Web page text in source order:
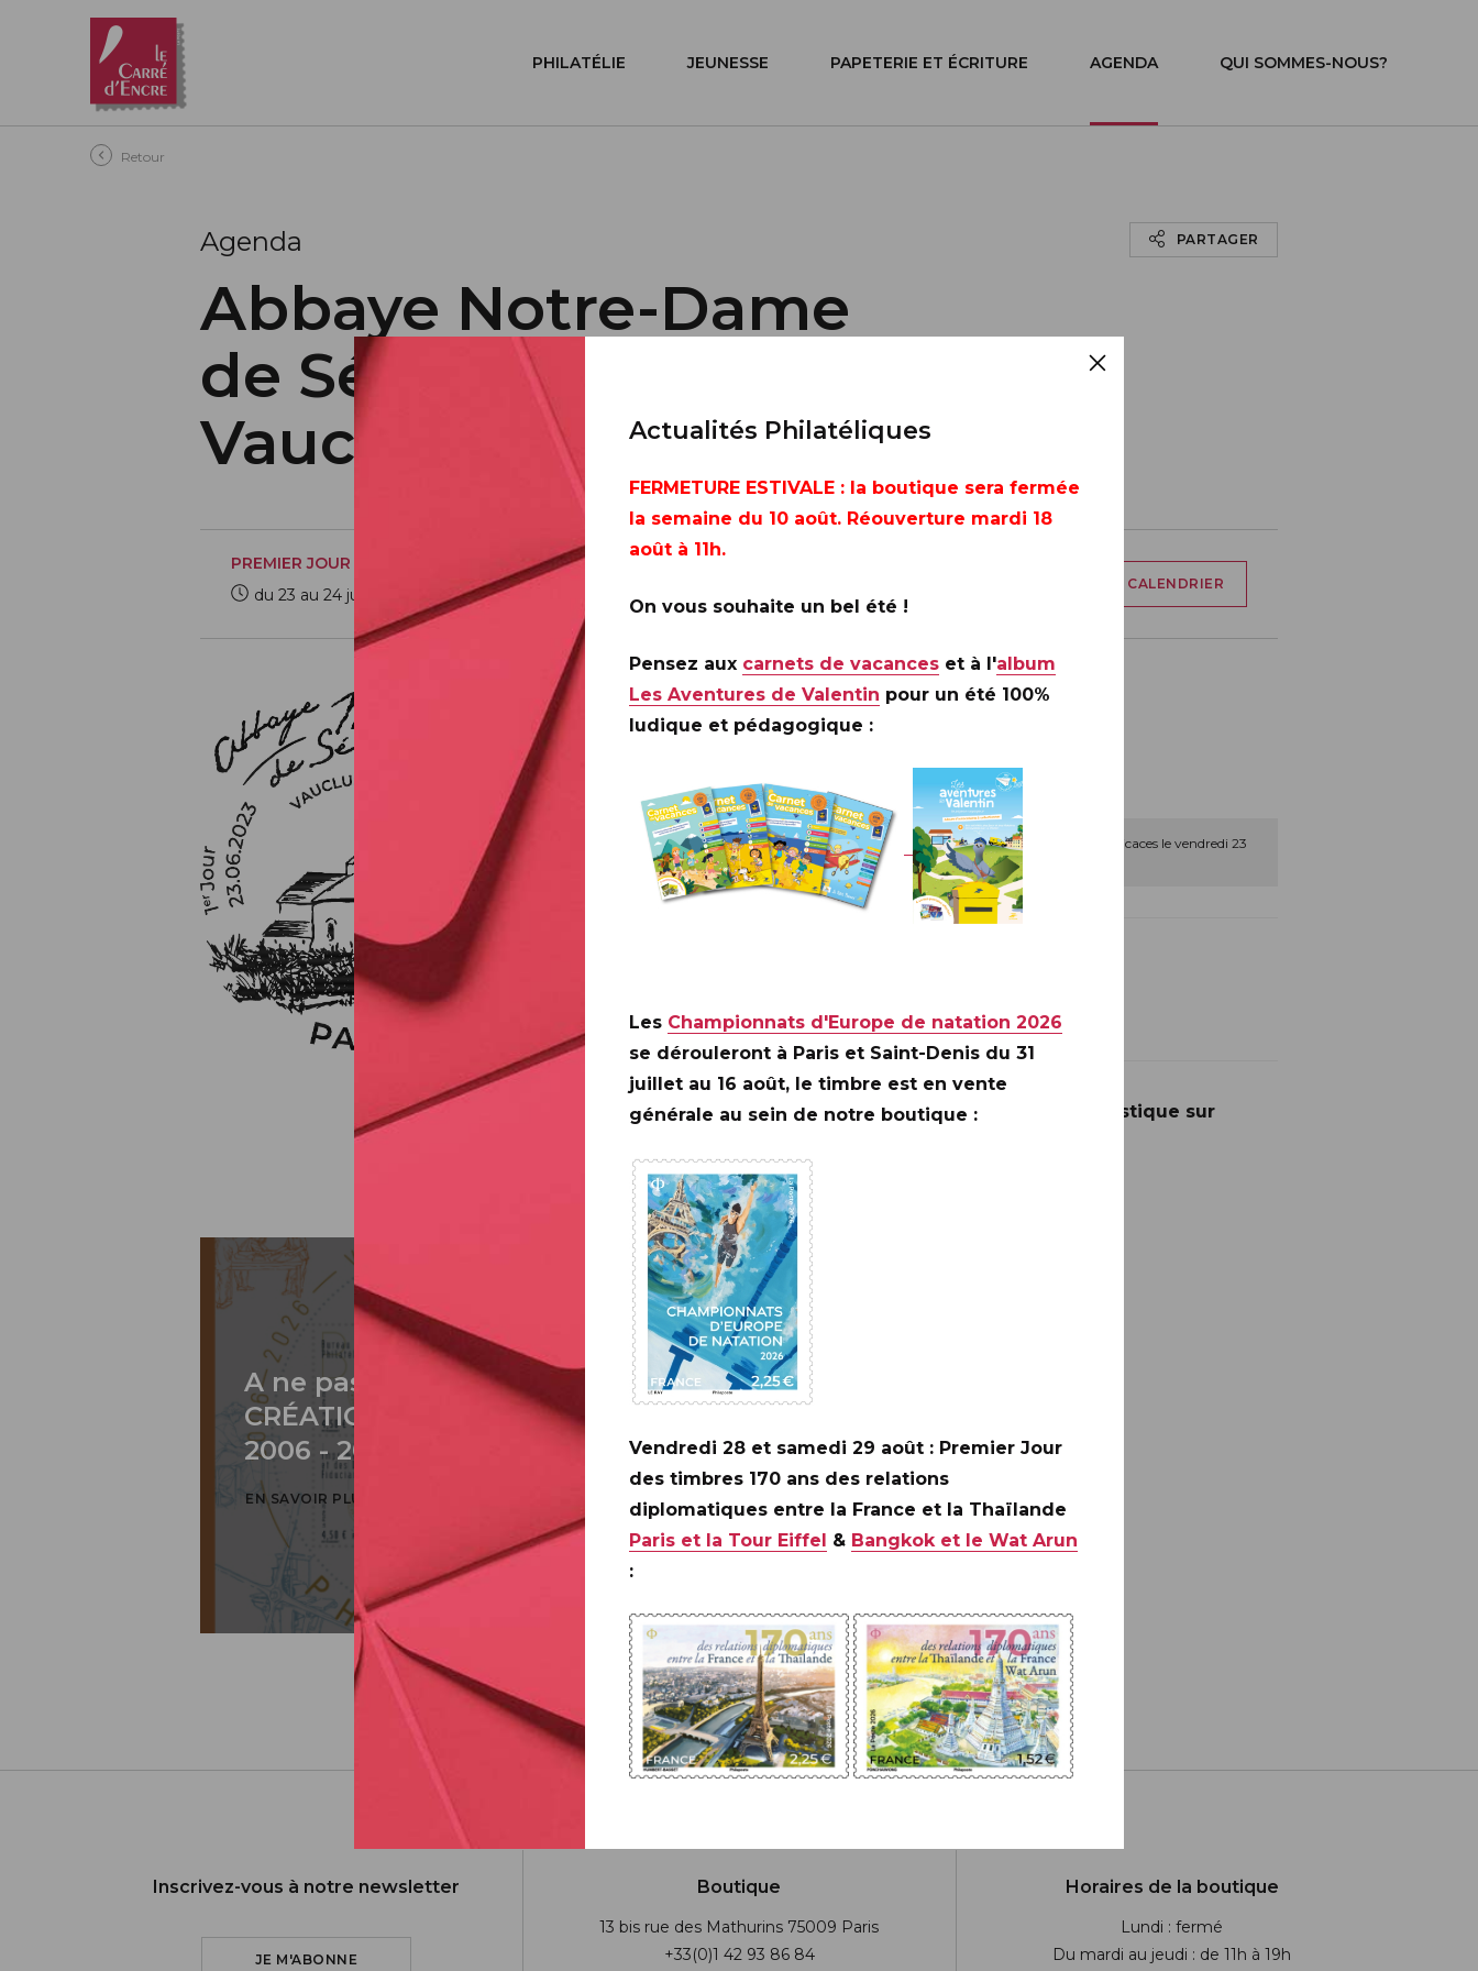
Aller au contenu principal
PHILATÉLIE JEUNESSE PAPETERIE ET ÉCRITURE AGENDA QUI SOMMES-NOUS?
Retour
Agenda
Abbaye Notre-Dame
de Sénanque -
Vaucluse
PARTAGER
PREMIER JOUR
du 23 au 24 juin 2023
PARIS (75) GORDES (84)
AJOUTER À MON CALENDRIER
PARIS (75)
De 10H30 à 12H30
Infos complémentaires :Stéphane LEVALLOIS animera une séance de dédicaces le vendredi 23
juin de 10H30 à 12H30.
Le 26 juin 2023, La Poste émet un timbre de la série touristique sur
A ne pas rater: 20 ANS DE LA
CRÉATION DE PHILAPOSTE
2006 - 2026 / BLOC
EN SAVOIR PLUS
Inscrivez-vous à notre newsletter
JE M'ABONNE
Boutique
13 bis rue des Mathurins 75009 Paris
+33(0)1 42 93 86 84
Horaires de la boutique
Lundi : fermé
Du mardi au jeudi : de 11h à 19h
Actualités Philatéliques
FERMETURE ESTIVALE : la boutique sera fermée
la semaine du 10 août. Réouverture mardi 18
août à 11h.
On vous souhaite un bel été !
Pensez aux carnets de vacances et à l'album
Les Aventures de Valentin pour un été 100%
ludique et pédagogique :
Les Championnats d'Europe de natation 2026
se dérouleront à Paris et Saint-Denis du 31
juillet au 16 août, le timbre est en vente
générale au sein de notre boutique :
Vendredi 28 et samedi 29 août : Premier Jour
des timbres 170 ans des relations
diplomatiques entre la France et la Thaïlande
Paris et la Tour Eiffel & Bangkok et le Wat Arun
: